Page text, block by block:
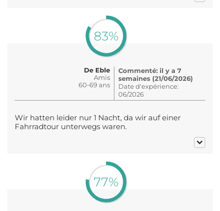
83%
De Eble
Amis
60-69 ans
Commenté: il y a 7
semaines (21/06/2026)
Date d'expérience:
06/2026
Wir hatten leider nur 1 Nacht, da wir auf einer
Fahrradtour unterwegs waren.
77%